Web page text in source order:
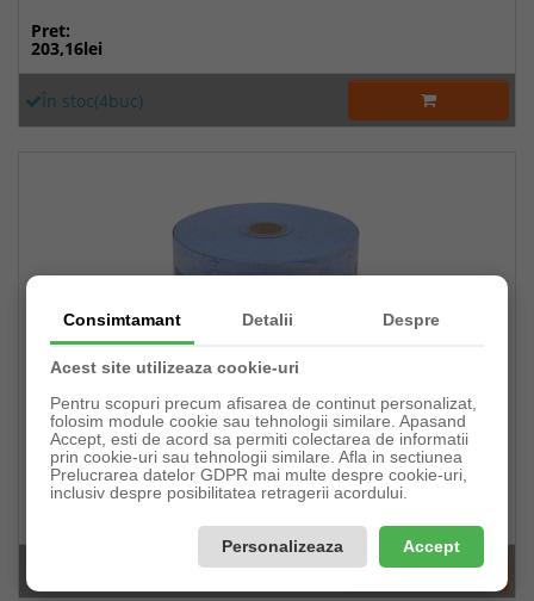
Pret:
203,16lei
În stoc(4buc)
Banda Etansare Hidroizolatie MC FAST TAPE
Pret:
Consimtamant Detalii Despre
Acest site utilizeaza cookie-uri
Pentru scopuri precum afisarea de continut personalizat,
folosim module cookie sau tehnologii similare. Apasand
Accept, esti de acord sa permiti colectarea de informatii
prin cookie-uri sau tehnologii similare. Afla in sectiunea
Prelucrarea datelor GDPR mai multe despre cookie-uri,
inclusiv despre posibilitatea retragerii acordului.
Personalizeaza Accept